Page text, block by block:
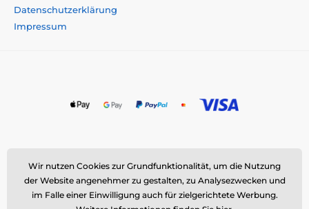
Datenschutzerklärung
Impressum
Momanio s.r.o., Okružní 361/14, 747 18 Píšť, Tschechische
Republik
E-Mail:info@momanio.de| Tel: +420 591 142 359
Wir nutzen Cookies zur Grundfunktionalität, um die Nutzung
der Website angenehmer zu gestalten, zu Analysezwecken und
im Falle einer Einwilligung auch für zielgerichtete Werbung.